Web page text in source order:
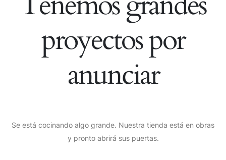
proyectos por
anunciar
Se está cocinando algo grande. Nuestra tienda está en obras
y pronto abrirá sus puertas.